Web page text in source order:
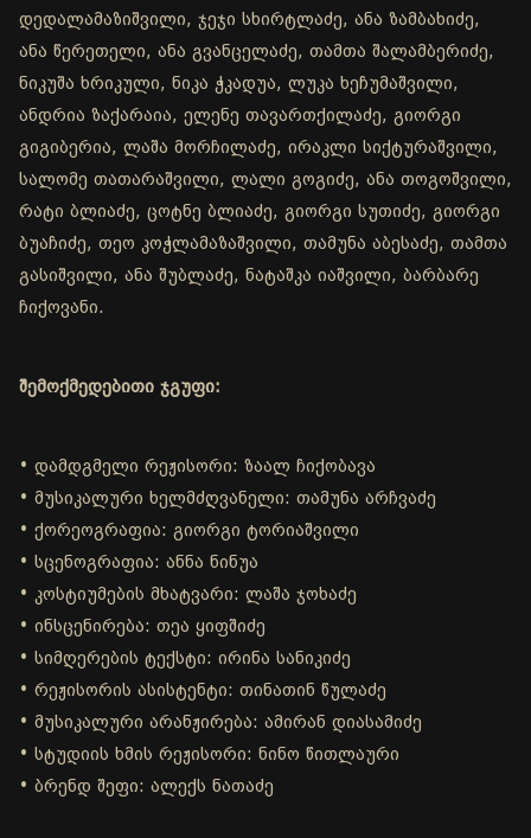
დედალამაზიშვილი, ჯეჯი სხირტლაძე, ანა ზამბახიძე,
ანა წერეთელი, ანა გვანცელაძე, თამთა შალამბერიძე,
ნიკუშა ხრიკული, ნიკა ჭკადუა, ლუკა ხეჩუმაშვილი,
ანდრია ზაქარაია, ელენე თავართქილაძე, გიორგი
გიგიბერია, ლაშა მორჩილაძე, ირაკლი სიქტურაშვილი,
სალომე თათარაშვილი, ლალი გოგიძე, ანა თოგოშვილი,
რატი ბლიაძე, ცოტნე ბლიაძე, გიორგი სუთიძე, გიორგი
ბუაჩიძე, თეო კოჭლამაზაშვილი, თამუნა აბესაძე, თამთა
გასიშვილი, ანა შუბლაძე, ნატაშკა იაშვილი, ბარბარე
ჩიქოვანი.
შემოქმედებითი ჯგუფი:
• დამდგმელი რეჟისორი: ზაალ ჩიქობავა
• მუსიკალური ხელმძღვანელი: თამუნა არჩვაძე
• ქორეოგრაფია: გიორგი ტორიაშვილი
• სცენოგრაფია: ანნა ნინუა
• კოსტიუმების მხატვარი: ლაშა ჯოხაძე
• ინსცენირება: თეა ყიფშიძე
• სიმღერების ტექსტი: ირინა სანიკიძე
• რეჟისორის ასისტენტი: თინათინ წულაძე
• მუსიკალური არანჟირება: ამირან დიასამიძე
• სტუდიის ხმის რეჟისორი: ნინო წითლაური
• ბრენდ შეფი: ალექს ნათაძე